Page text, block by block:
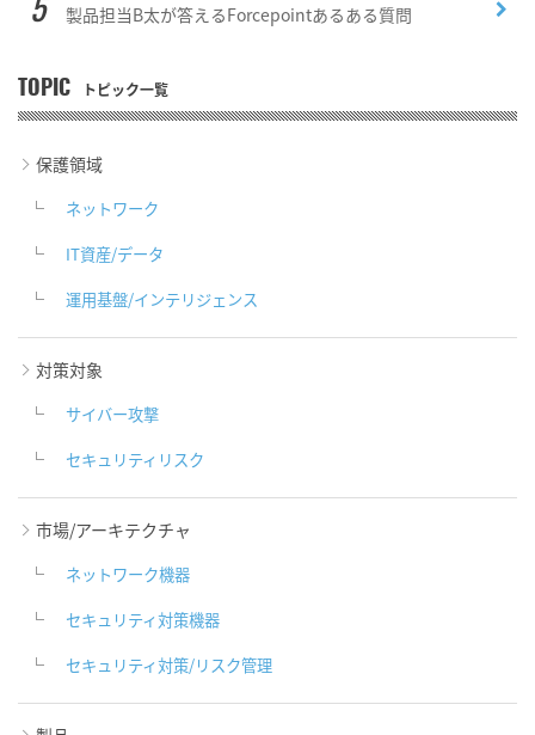
製品担当B太が答えるForcepointあるある質問
TOPIC トピック一覧
保護領域
ネットワーク
IT資産/データ
運用基盤/インテリジェンス
対策対象
サイバー攻撃
セキュリティリスク
市場/アーキテクチャ
ネットワーク機器
セキュリティ対策機器
セキュリティ対策/リスク管理